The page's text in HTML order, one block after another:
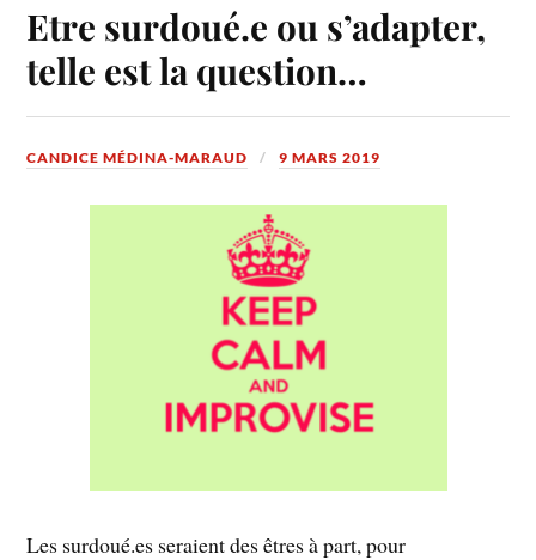
Etre surdoué.e ou s’adapter,
telle est la question…
CANDICE MÉDINA-MARAUD 9 MARS 2019
Les surdoué.es seraient des êtres à part, pour